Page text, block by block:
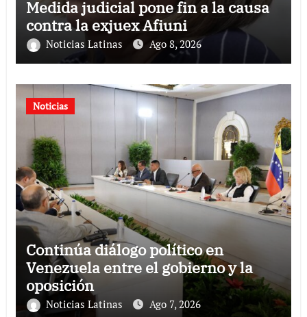
Medida judicial pone fin a la causa
contra la exjuex Afiuni
Noticias Latinas Ago 8, 2026
Noticias
Continúa diálogo político en
Venezuela entre el gobierno y la
oposición
Noticias Latinas Ago 7, 2026